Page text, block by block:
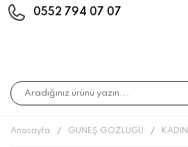
0552 794 07 07
Anasayfa GÜNEŞ GÖZLÜĞÜ KADIN